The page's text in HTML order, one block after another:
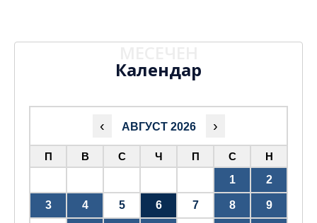
Календар
‹ АВГУСТ 2026 ›
П В С Ч П С
Н
1
2
3 4 5 6 7 8 9